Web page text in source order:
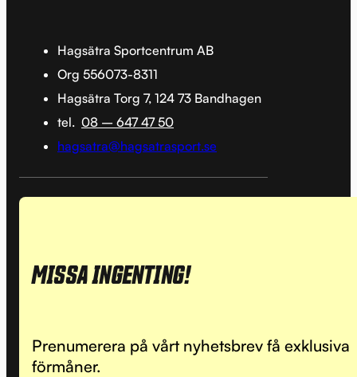
Hagsätra Sportcentrum AB
Org 556073-8311
Hagsätra Torg 7, 124 73 Bandhagen
tel. 08 – 647 47 50
hagsatra@hagsatrasport.se
MISSA INGENTING!
Prenumerera på vårt nyhetsbrev få exklusiva
förmåner.